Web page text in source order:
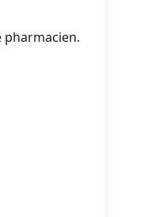
pharmacien.